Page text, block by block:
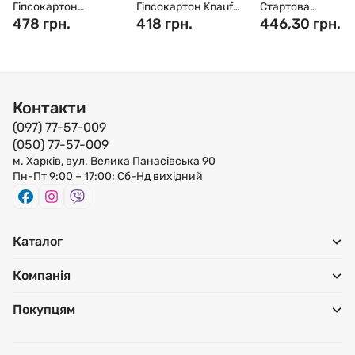
Гіпсокартон
вологостійкий Knauf
478 грн.
Гіпсокартон Knauf
стіновий
418 грн.
Стартова
штукатурка Knauf
446,30 грн.
Контакти
(097) 77-57-009
(050) 77-57-009
м. Харків, вул. Велика Панасівська 90
Пн-Пт 9:00 – 17:00; Сб-Нд вихідний
Каталог
Компанія
Покупцям